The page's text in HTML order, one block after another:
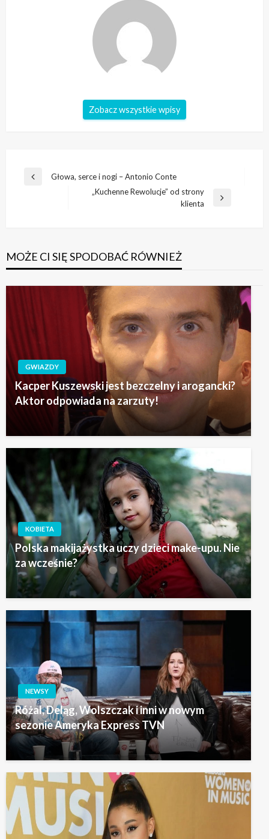
Zobacz wszystkie wpisy
Nawigacja
Poprzedni
Głowa, serce i nogi – Antonio Conte
„Kuchenne Rewolucje” od strony
klienta
MOŻE CI SIĘ SPODOBAĆ RÓWNIEŻ
GWIAZDY
Kacper Kuszewski jest bezczelny i arogancki?
Aktor odpowiada na zarzuty!
KOBIETA
Polska makijażystka uczy dzieci make-upu. Nie
za wcześnie?
NEWSY
Różal, Deląg, Wolszczak i inni w nowym
sezonie Ameryka Express TVN